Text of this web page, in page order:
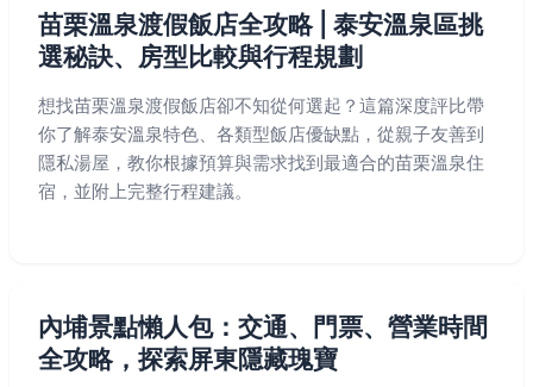
苗栗溫泉渡假飯店全攻略 | 泰安溫泉區挑
選秘訣、房型比較與行程規劃
想找苗栗溫泉渡假飯店卻不知從何選起？這篇深度評比帶
你了解泰安溫泉特色、各類型飯店優缺點，從親子友善到
隱私湯屋，教你根據預算與需求找到最適合的苗栗溫泉住
宿，並附上完整行程建議。
內埔景點懶人包：交通、門票、營業時間
全攻略，探索屏東隱藏瑰寶